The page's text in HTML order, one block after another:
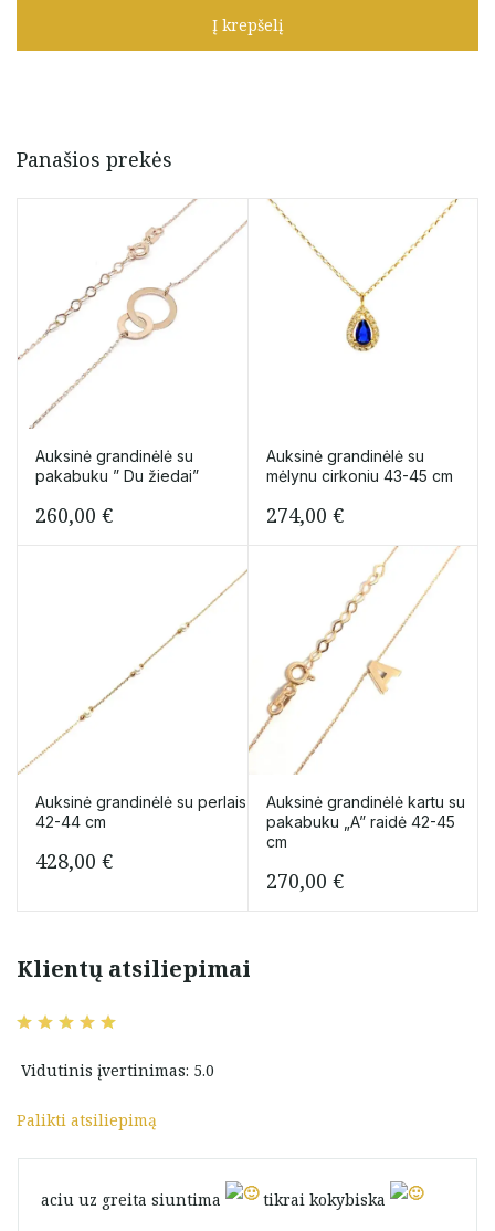
perlu
Į krepšelį
Panašios prekės
Auksinė grandinėlė su
pakabuku ” Du žiedai”
260,00 €
Auksinė grandinėlė su
mėlynu cirkoniu 43-45 cm
274,00 €
Auksinė grandinėlė su perlais
42-44 cm
428,00 €
Auksinė grandinėlė kartu su
pakabuku „A” raidė 42-45
cm
270,00 €
Klientų atsiliepimai
Vidutinis įvertinimas: 5.0
Palikti atsiliepimą
aciu uz greita siuntima tikrai kokybiska